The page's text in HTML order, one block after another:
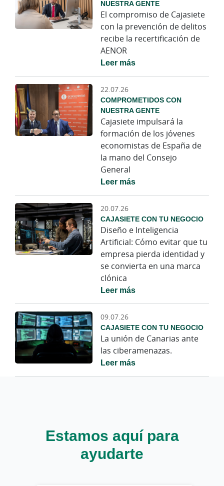
NUESTRA GENTE
El compromiso de Cajasiete
con la prevención de delitos
recibe la recertificación de
AENOR
Leer más
22.07.26
COMPROMETIDOS CON
NUESTRA GENTE
Cajasiete impulsará la
formación de los jóvenes
economistas de España de
la mano del Consejo
General
Leer más
20.07.26
CAJASIETE CON TU NEGOCIO
Diseño e Inteligencia
Artificial: Cómo evitar que tu
empresa pierda identidad y
se convierta en una marca
clónica
Leer más
09.07.26
CAJASIETE CON TU NEGOCIO
La unión de Canarias ante
las ciberamenazas.
Leer más
Estamos aquí para
ayudarte